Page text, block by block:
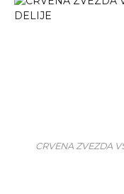
CRVENA ZVEZDA